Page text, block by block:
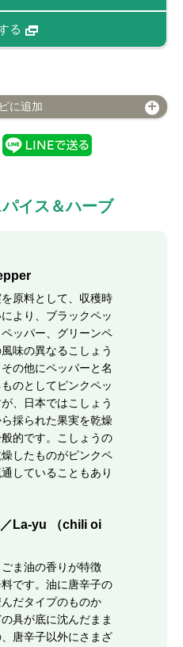
る
に追加
イス＆ハーブ
原料として、収穫時
より、ブラックペッ
ッパー、グリーンペ
味の異なるこしょう
の他にペッパーと名
のとしてピンクペッ
、日本ではこしょう
採られた果実を乾燥
的です。こしょうの
したものがピンクペ
していることもあり
La-yu （chili oi
ま油の香りが特徴
です。油に唐辛子の
だタイプのものか
具が底に沈んだまま
唐辛子以外にさまざ